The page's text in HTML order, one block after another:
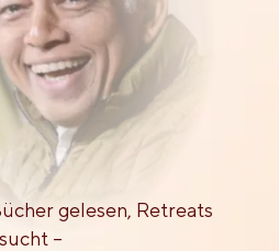
gelesen, Retreats
–